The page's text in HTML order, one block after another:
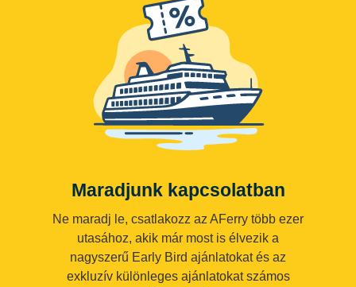
Maradjunk kapcsolatban
Ne maradj le, csatlakozz az AFerry több ezer
utasához, akik már most is élvezik a
nagyszerű Early Bird ajánlatokat és az
exkluzív különleges ajánlatokat számos